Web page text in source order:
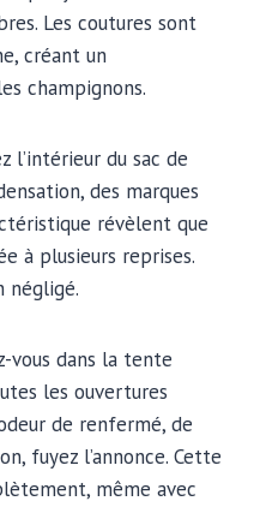
Les coutures sont
créant un
champignons.
l’intérieur du sac de
des marques
révèlent que
à plusieurs reprises.
négligé.
vous dans la tente
les ouvertures
de renfermé, de
fuyez l’annonce. Cette
même avec